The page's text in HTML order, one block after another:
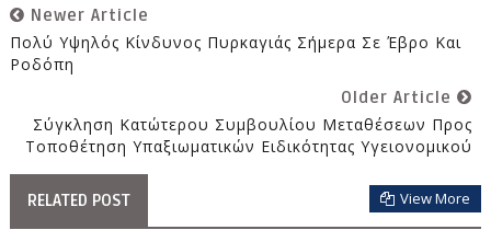
Newer Article
Πολύ Υψηλός Κίνδυνος Πυρκαγιάς Σήμερα Σε Έβρο Και
Ροδόπη
Older Article
Σύγκληση Κατώτερου Συμβουλίου Μεταθέσεων Προς
Τοποθέτηση Υπαξιωματικών Ειδικότητας Υγειονομικού
RELATED POST View More